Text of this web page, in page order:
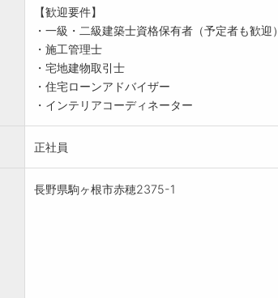
【歓迎要件】
・一級・二級建築士資格保有者（予定者も歓迎）
・施工管理士
・宅地建物取引士
・住宅ローンアドバイザー
・インテリアコーディネーター
正社員
長野県駒ヶ根市赤穂2375-1